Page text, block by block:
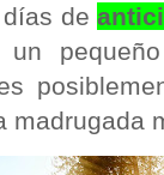
días de
un
madrugada